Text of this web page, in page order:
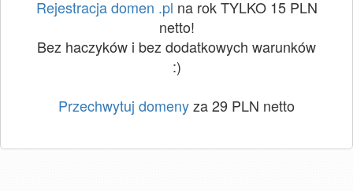
Rejestracja domen .pl na rok TYLKO 15 PLN
netto!
Bez haczyków i bez dodatkowych warunków
:)
Przechwytuj domenyza 29 PLN netto